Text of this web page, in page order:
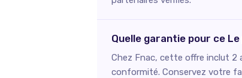
Quelle garantie pour ce
Chez Fnac, cette offre inclut 2
conformité. Conservez votre